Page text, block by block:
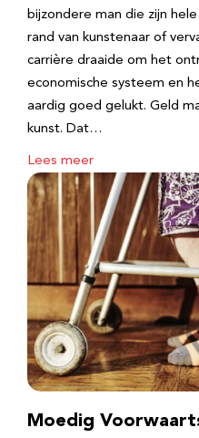
bijzondere man die zijn
rand van kunstenaar of
carrière draaide om het
economische systeem en
aardig goed gelukt. ​Geld
kunst. Dat…
Lees meer
Moedig